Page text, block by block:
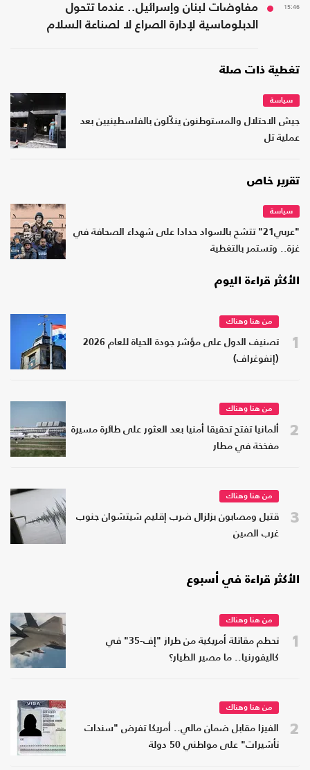
15:46
مفاوضات لبنان وإسرائيل.. عندما تتحول
الدبلوماسية لإدارة الصراع لا لصناعة السلام
تغطية ذات صلة
سياسة
جيش الاحتلال والمستوطنون ينكّلون بالفلسطينيين بعد
عملية تل
تقرير خاص
سياسة
"عربي21" تتشح بالسواد حدادا على شهداء الصحافة في
غزة.. وتستمر بالتغطية
الأكثر قراءة اليوم
1
من هنا وهناك
تصنيف الدول على مؤشر جودة الحياة للعام 2026
(إنفوغراف)
2
من هنا وهناك
ألمانيا تفتح تحقيقا أمنيا بعد العثور على طائرة مسيرة
مفخخة في مطار
3
من هنا وهناك
قتيل ومصابون بزلزال ضرب إقليم شيتشوان جنوب
غرب الصين
الأكثر قراءة في أسبوع
1
من هنا وهناك
تحطم مقاتلة أمريكية من طراز "إف-35" في
كاليفورنيا.. ما مصير الطيار؟
2
من هنا وهناك
الفيزا مقابل ضمان مالي.. أمريكا تفرض "سندات
تأشيرات" على مواطني 50 دولة